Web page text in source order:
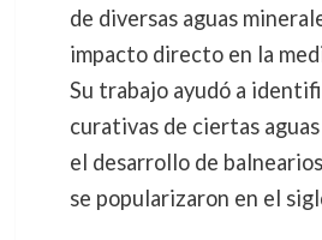
de diversas aguas
impacto directo en la
Su trabajo ayudó a
curativas de ciertas
el desarrollo de
se popularizaron en el